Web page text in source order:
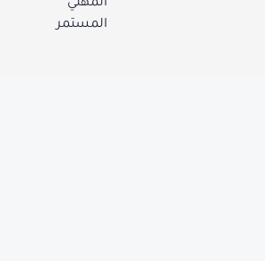
المهني
المستمر